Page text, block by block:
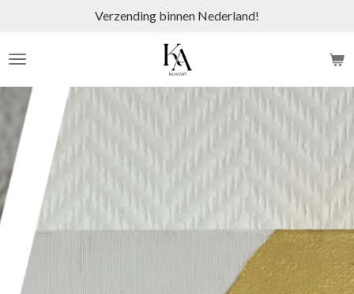
naar
hoofdinhoud
Verzending binnen Nederland!